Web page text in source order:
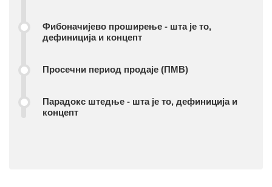
Фибоначијево проширење - шта је то,
дефиниција и концепт
Просечни период продаје (ПМВ)
Парадокс штедње - шта је то, дефиниција и
концепт